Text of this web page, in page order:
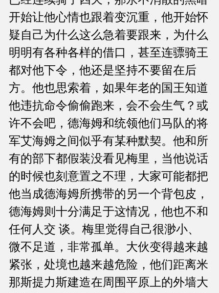
开始让他心情也跟着变沉重，他开始怀
疑自己为什么这么急着要跟来，为什么
明明有各种各样的借口，甚至连骠骑王
都对他下令，他还是坚持不要留在后
方。他也思索着，如果年老的国王知道
他违抗命令偷偷跑来，会不会生气？或
许不会吧，德海姆和统领他们马队的将
军艾海姆之间似乎有某种默契。他和所
有的部下都假装没看见梅里，当他说话
的时候也刻意置之不理，大家可能都把
他当成德海姆所携带的另一个背包皮，
德海姆则十分满足于这情况，他也不和
任何人交 谈。梅里觉得自己很渺小、
微不足道，非常孤单。大伙变得越来越
紧张，处境也越来越危险，他们距离米
那斯提力斯建造在周围平原上的外墙大